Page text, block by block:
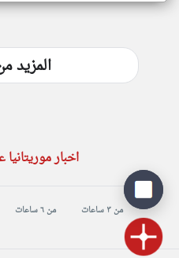
المزيد
اخبار
من ٣ ساعات من ٦ ساعات